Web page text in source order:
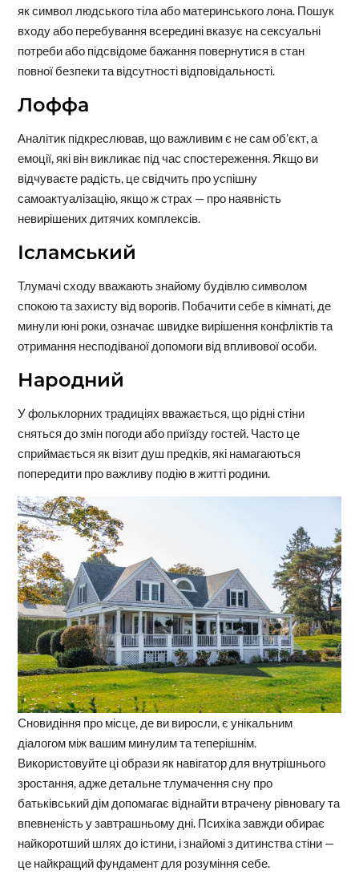
як символ людського тіла або материнського лона. Пошук
входу або перебування всередині вказує на сексуальні
потреби або підсвідоме бажання повернутися в стан
повної безпеки та відсутності відповідальності.
Лоффа
Аналітик підкреслював, що важливим є не сам об’єкт, а
емоції, які він викликає під час спостереження. Якщо ви
відчуваєте радість, це свідчить про успішну
самоактуалізацію, якщо ж страх — про наявність
невирішених дитячих комплексів.
Ісламський
Тлумачі сходу вважають знайому будівлю символом
спокою та захисту від ворогів. Побачити себе в кімнаті, де
минули юні роки, означає швидке вирішення конфліктів та
отримання несподіваної допомоги від впливової особи.
Народний
У фольклорних традиціях вважається, що рідні стіни
сняться до змін погоди або приїзду гостей. Часто це
сприймається як візит душ предків, які намагаються
попередити про важливу подію в житті родини.
Сновидіння про місце, де ви виросли, є унікальним
діалогом між вашим минулим та теперішнім.
Використовуйте ці образи як навігатор для внутрішнього
зростання, адже детальне тлумачення сну про
батьківський дім допомагає віднайти втрачену рівновагу та
впевненість у завтрашньому дні. Психіка завжди обирає
найкоротший шлях до істини, і знайомі з дитинства стіни —
це найкращий фундамент для розуміння себе.